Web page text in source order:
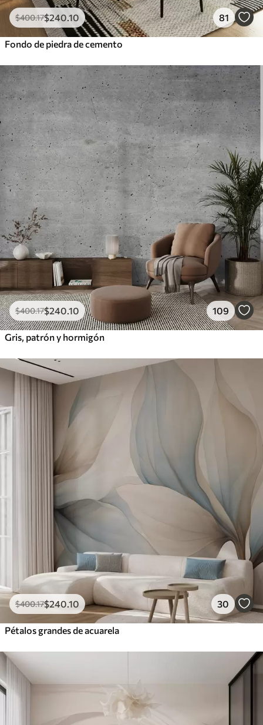
$400.17$240 .10 81
Fondo de piedra de cemento
$400.17$240 .10 109
Gris, patrón y hormigón
$400.17$240 .10 30
Pétalos grandes de acuarela